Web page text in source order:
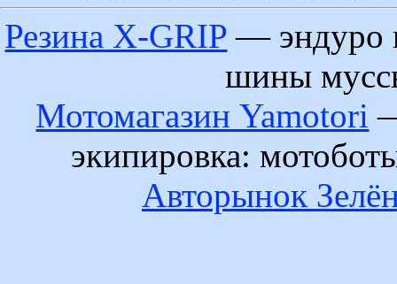
Резина X-GRIP — эндуро
шины
Мотомагазин Yamotori
экипировка:
Авторынок